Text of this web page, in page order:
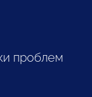
проблем